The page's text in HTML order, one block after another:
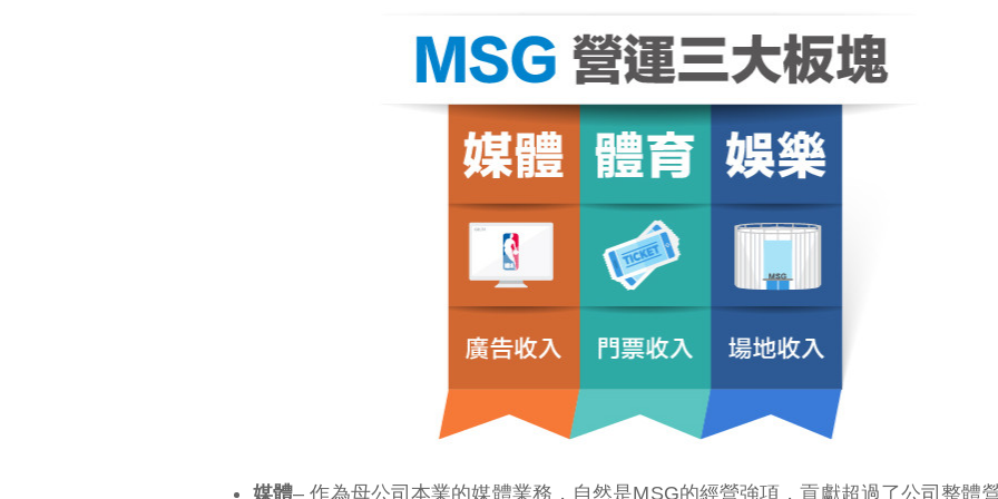
媒體– 作為母公司本業的媒體業務，自然是MSG的經營強項，貢獻超過了公司整體